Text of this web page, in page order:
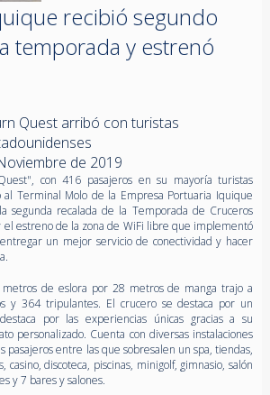
recibió segundo
temporada y estrenó
Quest arribó con turistas
de 2019
con 416 pasajeros en su mayoría turistas
al Terminal Molo de la Empresa Portuaria Iquique
segunda recalada de la Temporada de Cruceros
estreno de la zona de WiFi libre que implementó
un mejor servicio de conectividad y hacer
de eslora por 28 metros de manga trajo a
y 364 tripulantes. El crucero se destaca por un
por las experiencias únicas gracias a su
personalizado. Cuenta con diversas instalaciones
pasajeros entre las que sobresalen un spa, tiendas,
casino, discoteca, piscinas, minigolf, gimnasio, salón
y 7 bares y salones.